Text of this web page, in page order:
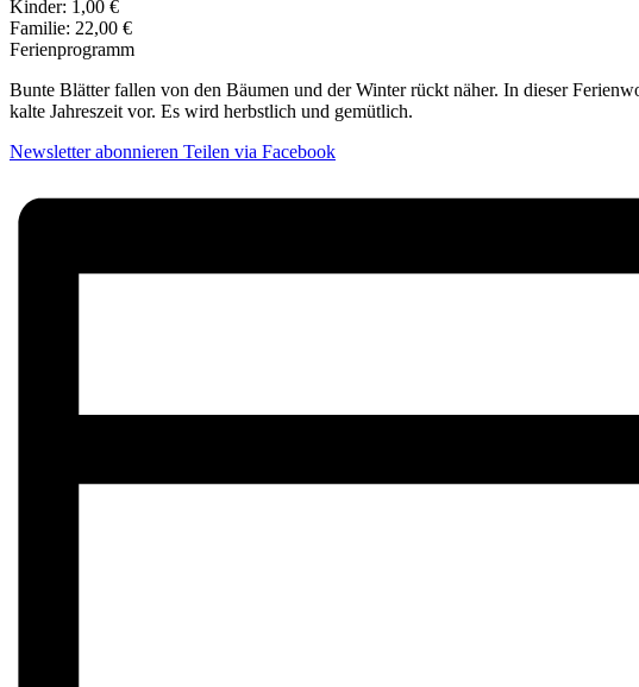
Kinder: 1,00 €
Familie: 22,00 €
Ferienprogramm
Bunte Blätter fallen von den Bäumen und der Winter rückt näher. In dieser
kalte Jahreszeit vor. Es wird herbstlich und gemütlich.
Newsletter abonnieren Teilen via Facebook